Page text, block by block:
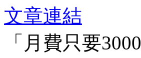
文章連結
「月費只要